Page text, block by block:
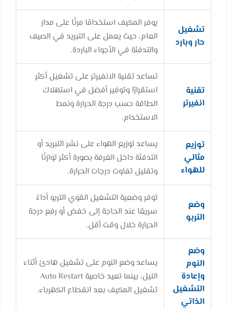
تشغيل
حار وبارد
يوفر المكيف استخدامًا مرنًا على مدار
العام، حيث يعمل على التبريد في الصيف
والتدفئة في الأجواء الباردة.
تقنية
انفيرتر
تساعد تقنية الانفيرتر على تشغيل أكثر
استقرارًا وتوفير أفضل في استهلاك
الطاقة حسب درجة الحرارة ونمط
الاستخدام.
توزيع
مثالي
للهواء
يساعد توزيع الهواء على نشر التبريد أو
التدفئة داخل الغرفة بصورة أكثر توازنًا
وتقليل تفاوت درجات الحرارة.
وضع
التربو
توفر وضعية التشغيل القوي التربو أداءً
سريعًا عند الحاجة إلى خفض أو رفع درجة
الحرارة خلال وقت أقل.
وضع
النوم
وإعادة
التشغيل
الذاتي
يساعد وضع النوم على تشغيل هادئ أثناء
الليل، بينما تعيد خاصية Auto Restart
تشغيل المكيف بعد انقطاع الكهرباء.